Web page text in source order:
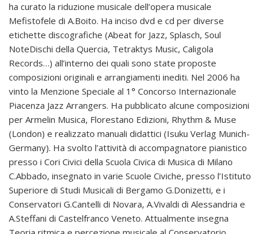
ha curato la riduzione musicale dell’opera musicale
Mefistofele di A.Boito. Ha inciso dvd e cd per diverse
etichette discografiche (Abeat for Jazz, Splasch, Soul
NoteDischi della Quercia, Tetraktys Music, Caligola
Records…) all’interno dei quali sono state proposte
composizioni originali e arrangiamenti inediti. Nel 2006 ha
vinto la Menzione Speciale al 1° Concorso Internazionale
Piacenza Jazz Arrangers. Ha pubblicato alcune composizioni
per Armelin Musica, Florestano Edizioni, Rhythm & Muse
(London) e realizzato manuali didattici (Isuku Verlag Munich-
Germany). Ha svolto l’attività di accompagnatore pianistico
presso i Cori Civici della Scuola Civica di Musica di Milano
C.Abbado, insegnato in varie Scuole Civiche, presso l’Istituto
Superiore di Studi Musicali di Bergamo G.Donizetti, e i
Conservatori G.Cantelli di Novara, A.Vivaldi di Alessandria e
A.Steffani di Castelfranco Veneto. Attualmente insegna